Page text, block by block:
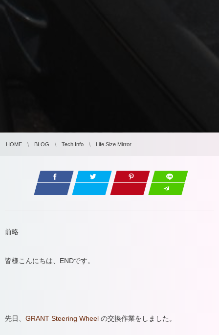
HOME BLOG Tech Info Life Size Mirror
前略
皆様こんにちは、ENDです。
先日、 GRANT Steering Wheel の交換作業をしました。